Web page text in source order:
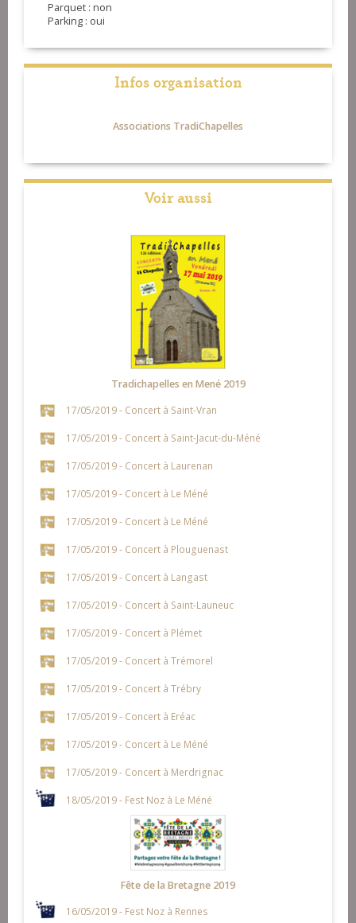
Parquet : non
Parking : oui
Infos organisation
Associations TradiChapelles
Voir aussi
Tradichapelles en Mené 2019
17/05/2019 - Concert à Saint-Vran
17/05/2019 - Concert à Saint-Jacut-du-Méné
17/05/2019 - Concert à Laurenan
17/05/2019 - Concert à Le Méné
17/05/2019 - Concert à Le Méné
17/05/2019 - Concert à Plouguenast
17/05/2019 - Concert à Langast
17/05/2019 - Concert à Saint-Launeuc
17/05/2019 - Concert à Plémet
17/05/2019 - Concert à Trémorel
17/05/2019 - Concert à Trébry
17/05/2019 - Concert à Eréac
17/05/2019 - Concert à Le Méné
17/05/2019 - Concert à Merdrignac
18/05/2019 - Fest Noz à Le Méné
Fête de la Bretagne 2019
16/05/2019 - Fest Noz à Rennes